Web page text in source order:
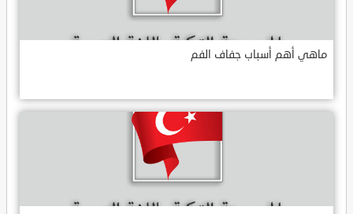
ماهي أهم أسباب جفاف الفم